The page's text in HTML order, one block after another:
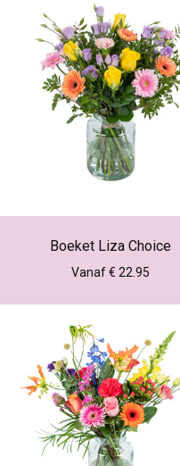
Boeket Liza Choice
Vanaf € 22.95